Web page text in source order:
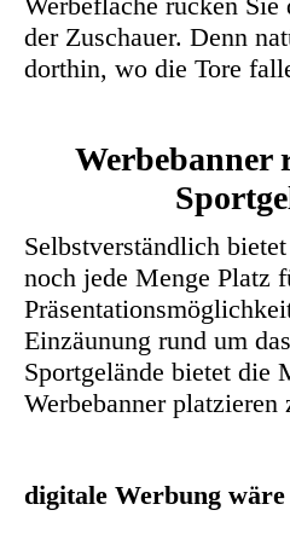
der Zuschauer. Denn
dorthin, wo die Tore
Werbebanner
Selbstverständlich
noch jede Menge Platz
Einzäunung rund um
Sportgelände bietet die
Werbebanner platzieren
digitale Werbung